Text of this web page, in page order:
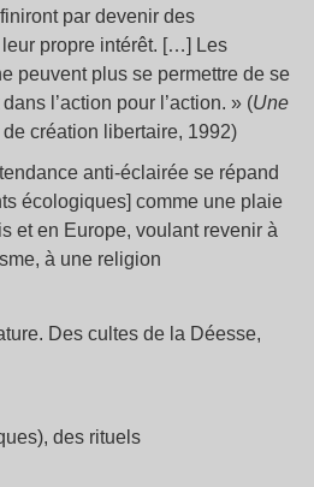
par devenir des
propre intérêt. […] Les
peuvent plus se permettre de se
l’action pour l’action. » (Une
de création libertaire, 1992)
anti-éclairée se répand
écologiques] comme une plaie
et en Europe, voulant revenir à
à une religion
Des cultes de la Déesse,
des rituels